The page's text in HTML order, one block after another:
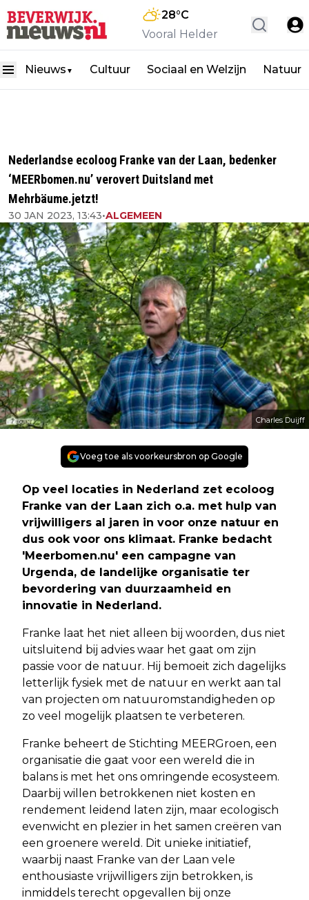
28°C
Vooral Helder
Nieuws ▼ Cultuur Sociaal en Welzijn Natuur
Nederlandse ecoloog Franke van der Laan, bedenker
‘MEERbomen.nu’ verovert Duitsland met
Mehrbäume.jetzt!
30 JAN 2023, 13:43•ALGEMEEN
Charles Duijff
Voeg toe als voorkeursbron op Google
Op veel locaties in Nederland zet ecoloog
Franke van der Laan zich o.a. met hulp van
vrijwilligers al jaren in voor onze natuur en
dus ook voor ons klimaat. Franke bedacht
'Meerbomen.nu' een campagne van
Urgenda, de landelijke organisatie ter
bevordering van duurzaamheid en
innovatie in Nederland.
Franke laat het niet alleen bij woorden, dus niet
uitsluitend bij advies waar het gaat om zijn
passie voor de natuur. Hij bemoeit zich dagelijks
letterlijk fysiek met de natuur en werkt aan tal
van projecten om natuuromstandigheden op
zo veel mogelijk plaatsen te verbeteren.
Franke beheert de Stichting MEERGroen, een
organisatie die gaat voor een wereld die in
balans is met het ons omringende ecosysteem.
Daarbij willen betrokkenen niet kosten en
rendement leidend laten zijn, maar ecologisch
evenwicht en plezier in het samen creëren van
een groenere wereld. Dit unieke initiatief,
waarbij naast Franke van der Laan vele
enthousiaste vrijwilligers zijn betrokken, is
inmiddels terecht opgevallen bij onze